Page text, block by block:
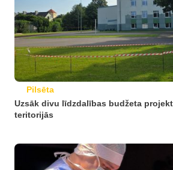
Pilsēta
Uzsāk divu līdzdalības budžeta
teritorijās